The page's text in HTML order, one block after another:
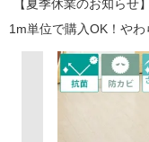
【夏季休業のお知らせ】
1m単位で購入OK！や